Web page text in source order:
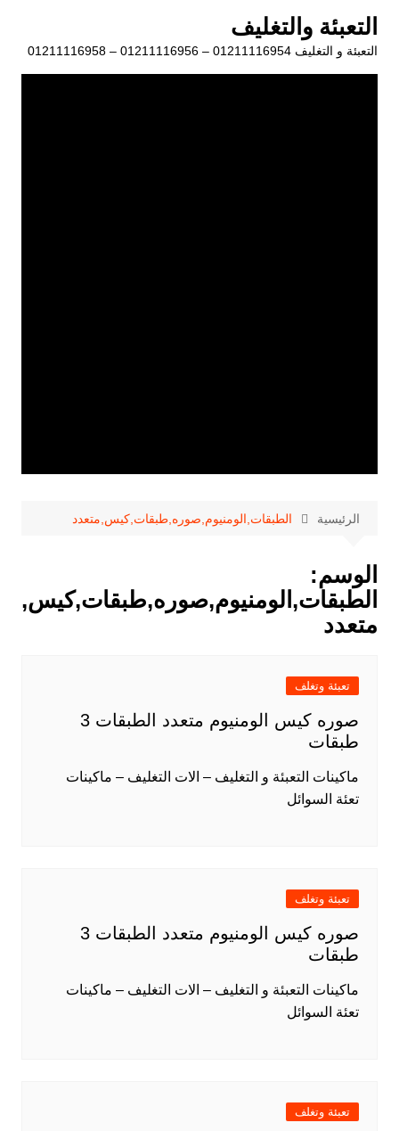
المحتوى
التعبئة والتغليف
التعبئة و التغليف 01211116954 – 01211116956 – 01211116958
الرئيسية الطبقات,الومنيوم,صوره,طبقات,كيس,متعدد
الوسم:
الطبقات,الومنيوم,صوره,طبقات,كيس,
متعدد
تعبئة وتغلف
صوره كيس الومنيوم متعدد الطبقات 3
طبقات
ماكينات التعبئة و التغليف – الات التغليف – ماكينات
تعئة السوائل
تعبئة وتغلف
صوره كيس الومنيوم متعدد الطبقات 3
طبقات
ماكينات التعبئة و التغليف – الات التغليف – ماكينات
تعئة السوائل
تعبئة وتغلف